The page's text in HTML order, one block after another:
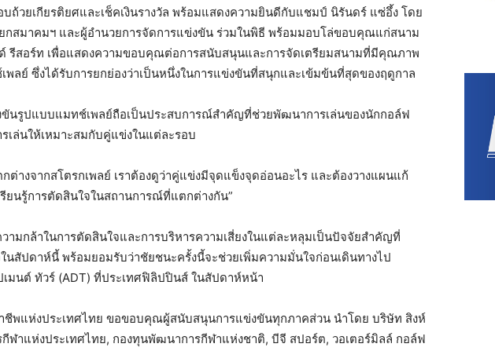
บถ้วยเกียรติยศและเช็คเงินรางวัล พร้อมแสดงความยินดีกับแชมป์ นิรันดร์ แซ่อึ้ง โดย
กสมาคมฯ และผู้อำนวยการจัดการแข่งขัน ร่วมในพิธี พร้อมมอบโล่ขอบคุณแก่สนาม
รีสอร์ท เพื่อแสดงความขอบคุณต่อการสนับสนุนและการจัดเตรียมสนามที่มีคุณภาพ
พลย์ ซึ่งได้รับการยกย่องว่าเป็นหนึ่งในการแข่งขันที่สนุกและเข้มข้นที่สุดของฤดูกาล
ขันรูปแบบแมทช์เพลย์ถือเป็นประสบการณ์สำคัญที่ช่วยพัฒนาการเล่นของนักกอล์ฟ
เล่นให้เหมาะสมกับคู่แข่งในแต่ละรอบ
ต่างจากสโตรกเพลย์ เราต้องดูว่าคู่แข่งมีจุดแข็งจุดอ่อนอะไร และต้องวางแผนแก้
รียนรู้การตัดสินใจในสถานการณ์ที่แตกต่างกัน”
วามกล้าในการตัดสินใจและการบริหารความเสี่ยงในแต่ละหลุมเป็นปัจจัยสำคัญที่
นสัปดาห์นี้ พร้อมยอมรับว่าชัยชนะครั้งนี้จะช่วยเพิ่มความมั่นใจก่อนเดินทางไป
เมนต์ ทัวร์ (ADT) ที่ประเทศฟิลิปปินส์ ในสัปดาห์หน้า
ชีพแห่งประเทศไทย ขอขอบคุณผู้สนับสนุนการแข่งขันทุกภาคส่วน นำโดย บริษัท สิงห์
กีฬาแห่งประเทศไทย, กองทุนพัฒนาการกีฬาแห่งชาติ, บีจี สปอร์ต, วอเตอร์มิลล์ กอล์ฟ